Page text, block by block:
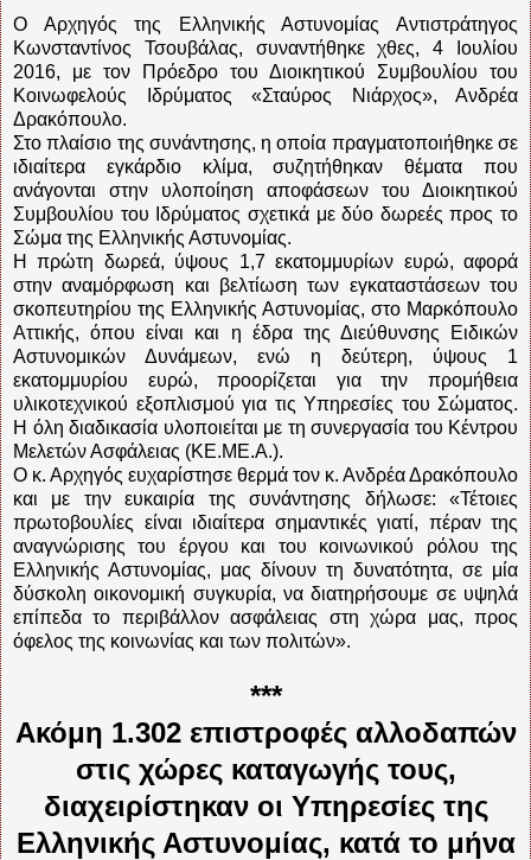
Ο Αρχηγός της Ελληνικής Αστυνομίας Αντιστράτηγος
Κωνσταντίνος Τσουβάλας, συναντήθηκε χθες, 4 Ιουλίου
2016, με τον Πρόεδρο του Διοικητικού Συμβουλίου του
Κοινωφελούς Ιδρύματος «Σταύρος Νιάρχος», Ανδρέα
Δρακόπουλο.
Στο πλαίσιο της συνάντησης, η οποία πραγματοποιήθηκε σε
ιδιαίτερα εγκάρδιο κλίμα, συζητήθηκαν θέματα που
ανάγονται στην υλοποίηση αποφάσεων του Διοικητικού
Συμβουλίου του Ιδρύματος σχετικά με δύο δωρεές προς το
Σώμα της Ελληνικής Αστυνομίας.
Η πρώτη δωρεά, ύψους 1,7 εκατομμυρίων ευρώ, αφορά
στην αναμόρφωση και βελτίωση των εγκαταστάσεων του
σκοπευτηρίου της Ελληνικής Αστυνομίας, στο Μαρκόπουλο
Αττικής, όπου είναι και η έδρα της Διεύθυνσης Ειδικών
Αστυνομικών Δυνάμεων, ενώ η δεύτερη, ύψους 1
εκατομμυρίου ευρώ, προορίζεται για την προμήθεια
υλικοτεχνικού εξοπλισμού για τις Υπηρεσίες του Σώματος.
Η όλη διαδικασία υλοποιείται με τη συνεργασία του Κέντρου
Μελετών Ασφάλειας (ΚΕ.ΜΕ.Α.).
Ο κ. Αρχηγός ευχαρίστησε θερμά τον κ. Ανδρέα Δρακόπουλο
και με την ευκαιρία της συνάντησης δήλωσε: «Τέτοιες
πρωτοβουλίες είναι ιδιαίτερα σημαντικές γιατί, πέραν της
αναγνώρισης του έργου και του κοινωνικού ρόλου της
Ελληνικής Αστυνομίας, μας δίνουν τη δυνατότητα, σε μία
δύσκολη οικονομική συγκυρία, να διατηρήσουμε σε υψηλά
επίπεδα το περιβάλλον ασφάλειας στη χώρα μας, προς
όφελος της κοινωνίας και των πολιτών».
***
Ακόμη 1.302 επιστροφές αλλοδαπών
στις χώρες καταγωγής τους,
διαχειρίστηκαν οι Υπηρεσίες της
Ελληνικής Αστυνομίας, κατά το μήνα